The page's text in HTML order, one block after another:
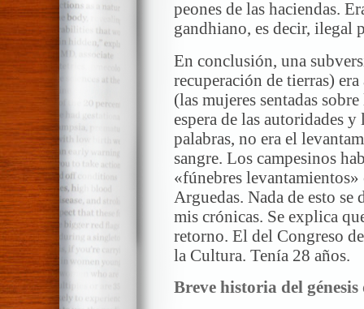
peones de las haciendas.
gandhiano, es decir, ilegal
En conclusión, una
recuperación de tierras)
(las mujeres sentadas
espera de las autoridades
palabras, no era el
sangre. Los campesinos
«fúnebres
Arguedas. Nada de esto
mis crónicas. Se explica
retorno. El del Congreso
la Cultura. Tenía 28 años.
Breve historia del